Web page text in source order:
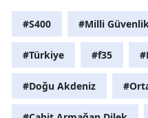
#S400 #Milli
#Türkiye #f35
#Doğu Akdeniz